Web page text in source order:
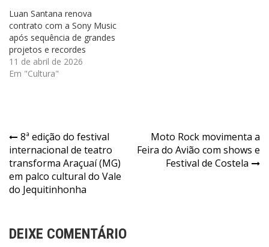
Luan Santana renova
contrato com a Sony Music
após sequência de grandes
projetos e recordes
11 de abril de 2026
Em "Cultura"
Navegação
de
Post
8ª edição do festival
internacional de teatro
transforma Araçuaí (MG)
em palco cultural do Vale
do Jequitinhonha
Moto Rock movimenta a
Feira do Avião com shows e
Festival de Costela
DEIXE COMENTÁRIO